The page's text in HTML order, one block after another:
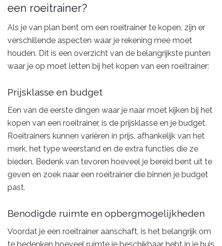
een roeitrainer?
Als je van plan bent om een roeitrainer te kopen, zijn er
verschillende aspecten waar je rekening mee moet
houden. Dit is een overzicht van de belangrijkste punten
waar je op moet letten bij het kopen van een roeitrainer:
Prijsklasse en budget
Een van de eerste dingen waar je naar moet kijken bij het
kopen van een roeitrainer, is de prijsklasse en je budget.
Roeitrainers kunnen variëren in prijs, afhankelijk van het
merk, het type weerstand en de extra functies die ze
bieden. Bedenk van tevoren hoeveel je bereid bent uit te
geven en zoek naar een roeitrainer die binnen je budget
past.
Benodigde ruimte en opbergmogelijkheden
Voordat je een roeitrainer aanschaft, is het belangrijk om